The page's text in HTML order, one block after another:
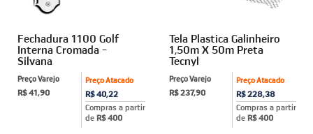
Fechadura 1100 Golf
Interna Cromada -
Silvana
Preço Atacado
R$ 40,22
Compras a partir
de R$ 400
Preço Varejo
R$ 41,90
Tela Plastica Galinheiro
1,50m X 50m Preta
Tecnyl
Preço Atacado
R$ 228,38
Compras a partir
de R$ 400
Preço Varejo
R$ 237,90